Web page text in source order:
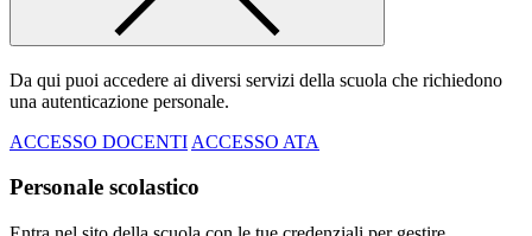
Da qui puoi accedere ai diversi servizi della scuola che richiedono
una autenticazione personale.
ACCESSO DOCENTI ACCESSO ATA
Personale scolastico